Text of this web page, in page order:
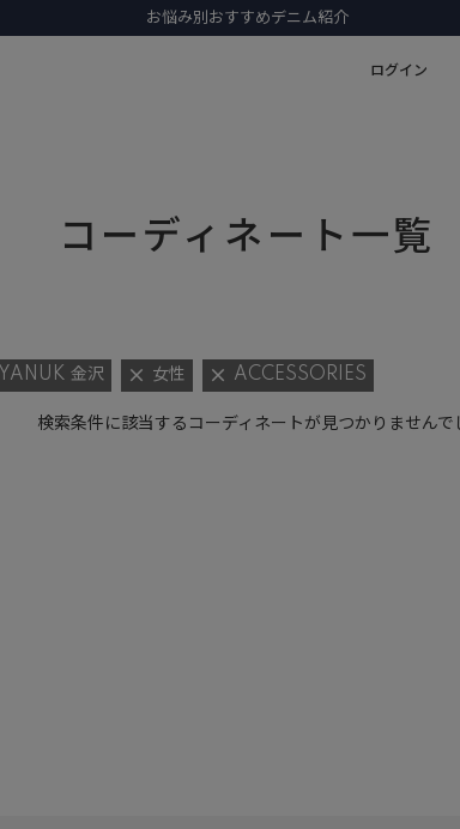
お悩み別おすすめデニム紹介
ログイン
コーディネート一覧
YANUK 金沢 女性 ACCESSORIES
検索条件に該当するコーディネートが見つかりませんで